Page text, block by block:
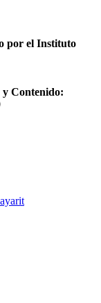
por el Instituto
Contenido: